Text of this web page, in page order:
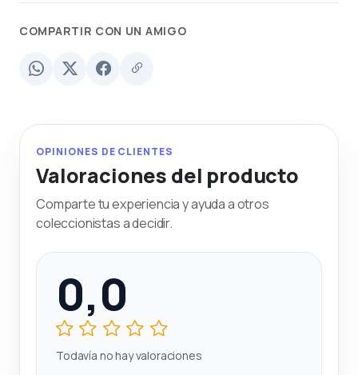
COMPARTIR CON UN AMIGO
OPINIONES DE CLIENTES
Valoraciones del producto
Comparte tu experiencia y ayuda a otros
coleccionistas a decidir.
0,0
Todavía no hay valoraciones